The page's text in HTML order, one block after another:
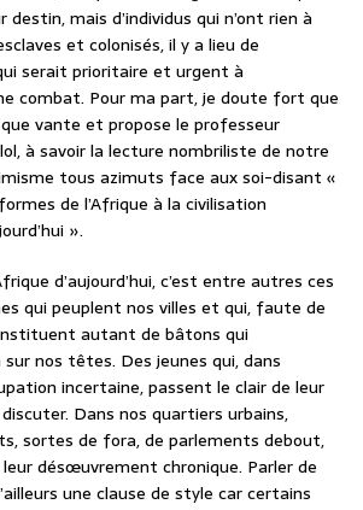
destin, mais d’individus qui n’ont rien à
et colonisés, il y a lieu de
serait prioritaire et urgent à
combat. Pour ma part, je doute fort que
vante et propose le professeur
à savoir la lecture nombriliste de notre
tous azimuts face aux soi-disant «
de l’Afrique à la civilisation
».
d’aujourd’hui, c’est entre autres ces
qui peuplent nos villes et qui, faute de
autant de bâtons qui
nos têtes. Des jeunes qui, dans
incertaine, passent le clair de leur
Dans nos quartiers urbains,
sortes de fora, de parlements debout,
désœuvrement chronique. Parler de
une clause de style car certains